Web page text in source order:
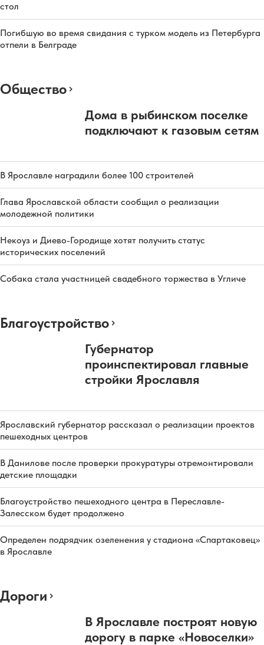
стол
Погибшую во время свидания с турком модель из Петербурга
отпели в Белграде
Общество
Дома в рыбинском поселке
подключают к газовым сетям
В Ярославле наградили более 100 строителей
Глава Ярославской области сообщил о реализации
молодежной политики
Некоуз и Диево-Городище хотят получить статус
исторических поселений
Собака стала участницей свадебного торжества в Угличе
Благоустройство
Губернатор
проинспектировал главные
стройки Ярославля
Ярославский губернатор рассказал о реализации проектов
пешеходных центров
В Данилове после проверки прокуратуры отремонтировали
детские площадки
Благоустройство пешеходного центра в Переславле-
Залесском будет продолжено
Определен подрядчик озеленения у стадиона «Спартаковец»
в Ярославле
Дороги
В Ярославле построят новую
дорогу в парке «Новоселки»